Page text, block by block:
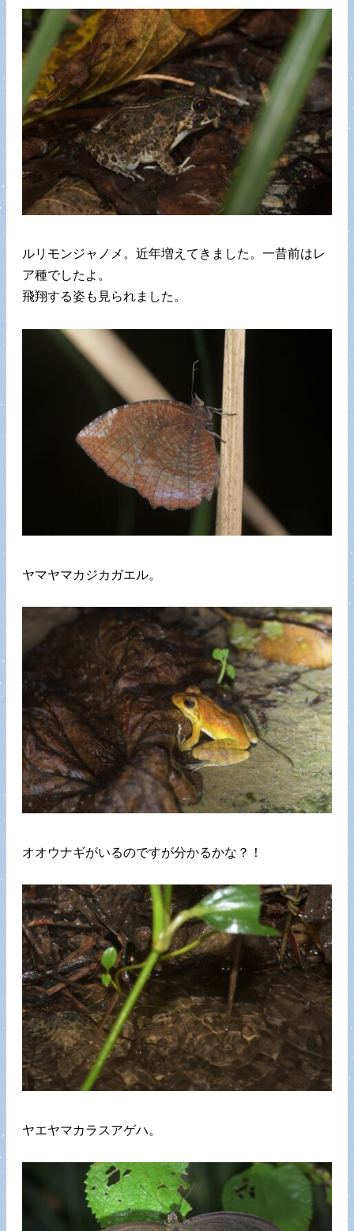
ルリモンジャノメ。近年増えてきました。一昔前はレ
ア種でしたよ。
飛翔する姿も見られました。
ヤマヤマカジカガエル。
オオウナギがいるのですが分かるかな？！
ヤエヤマカラスアゲハ。